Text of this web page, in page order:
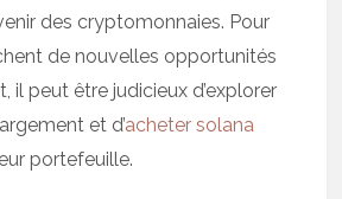
des cryptomonnaies. Pour
de nouvelles opportunités
il peut être judicieux d’explorer
et d’acheter solana
portefeuille.